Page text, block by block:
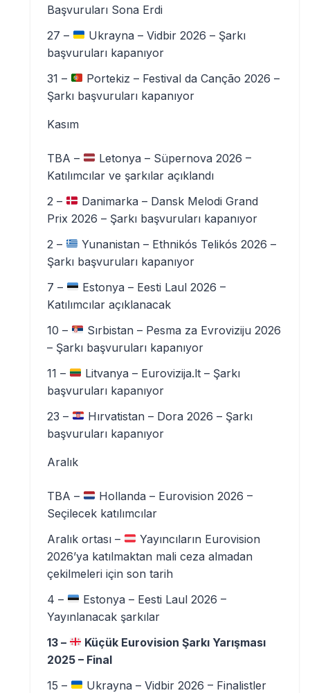
Başvuruları Sona Erdi
27 –
Ukrayna – Vidbir 2026 – Şarkı
başvuruları kapanıyor
31 –
Portekiz – Festival da Canção 2026 –
Şarkı başvuruları kapanıyor
Kasım
TBA –
Letonya – Süpernova 2026 –
Katılımcılar ve şarkılar açıklandı
2 –
Danimarka – Dansk Melodi Grand
Prix 2026 – Şarkı başvuruları kapanıyor
2 –
Yunanistan – Ethnikós Telikós 2026 –
Şarkı başvuruları kapanıyor
7 –
Estonya – Eesti Laul 2026 –
Katılımcılar açıklanacak
10 –
Sırbistan – Pesma za Evroviziju 2026
– Şarkı başvuruları kapanıyor
11 –
Litvanya – Eurovizija.lt – Şarkı
başvuruları kapanıyor
23 –
Hırvatistan – Dora 2026 – Şarkı
başvuruları kapanıyor
Aralık
TBA –
Hollanda – Eurovision 2026 –
Seçilecek katılımcılar
Aralık ortası –
Yayıncıların Eurovision
2026’ya katılmaktan mali ceza almadan
çekilmeleri için son tarih
4 –
Estonya – Eesti Laul 2026 –
Yayınlanacak şarkılar
13 –
Küçük Eurovision Şarkı Yarışması
2025 – Final
15 –
Ukrayna – Vidbir 2026 – Finalistler